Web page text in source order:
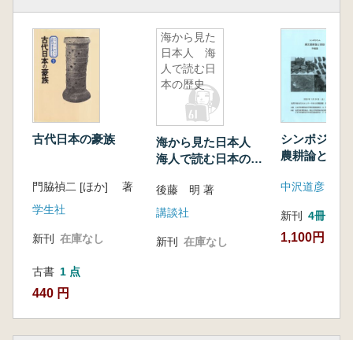
古代日本の豪族
門脇禎二 [ほか] 著
学生社
新刊 在庫なし
古書 1 点
440 円
海から見た
日本人 海
人で読む日
本の歴史
海から見た日本人
海人で読む日本の歴
後藤 明 著
講談社
新刊 在庫なし
シンポジウ
農耕論と焼
中沢道彦
新刊 4冊
1,100円